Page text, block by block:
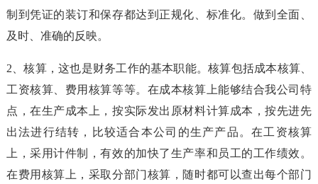
制到凭证的装订和保存都达到正规化、标准化。做到全面、
及时、准确的反映。
2、核算，这也是财务工作的基本职能。核算包括成本核算、
工资核算、费用核算等等。在成本核算上能够结合我公司特
点，在生产成本上，按实际发出原材料计算成本，按先进先
出法进行结转，比较适合本公司的生产产品。在工资核算
上，采用计件制，有效的加快了生产率和员工的工作绩效。
在费用核算上，采取分部门核算，随时都可以查出每个部门